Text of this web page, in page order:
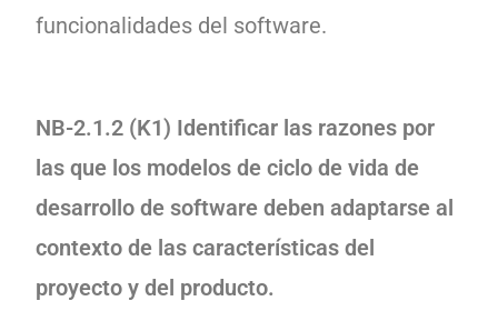
funcionalidades del software.
NB-2.1.2 (K1) Identificar las razones por
las que los modelos de ciclo de vida de
desarrollo de software deben adaptarse al
contexto de las características del
proyecto y del producto.